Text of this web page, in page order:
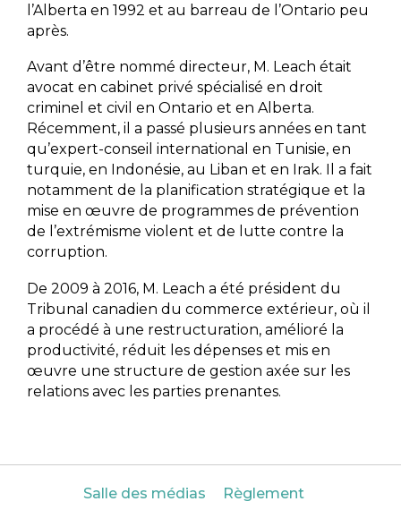
l’Alberta en 1992 et au barreau de l’Ontario peu
après.
Avant d’être nommé directeur, M. Leach était
avocat en cabinet privé spécialisé en droit
criminel et civil en Ontario et en Alberta.
Récemment, il a passé plusieurs années en tant
qu’expert-conseil international en Tunisie, en
turquie, en Indonésie, au Liban et en Irak. Il a fait
notamment de la planification stratégique et la
mise en œuvre de programmes de prévention
de l’extrémisme violent et de lutte contre la
corruption.
De 2009 à 2016, M. Leach a été président du
Tribunal canadien du commerce extérieur, où il
a procédé à une restructuration, amélioré la
productivité, réduit les dépenses et mis en
œuvre une structure de gestion axée sur les
relations avec les parties prenantes.
Salle des médias
Règlement